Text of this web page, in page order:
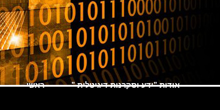
אודות "ידע וסקרנות דיגיטלית " ראשי